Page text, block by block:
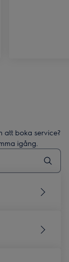
att boka service?
igång.